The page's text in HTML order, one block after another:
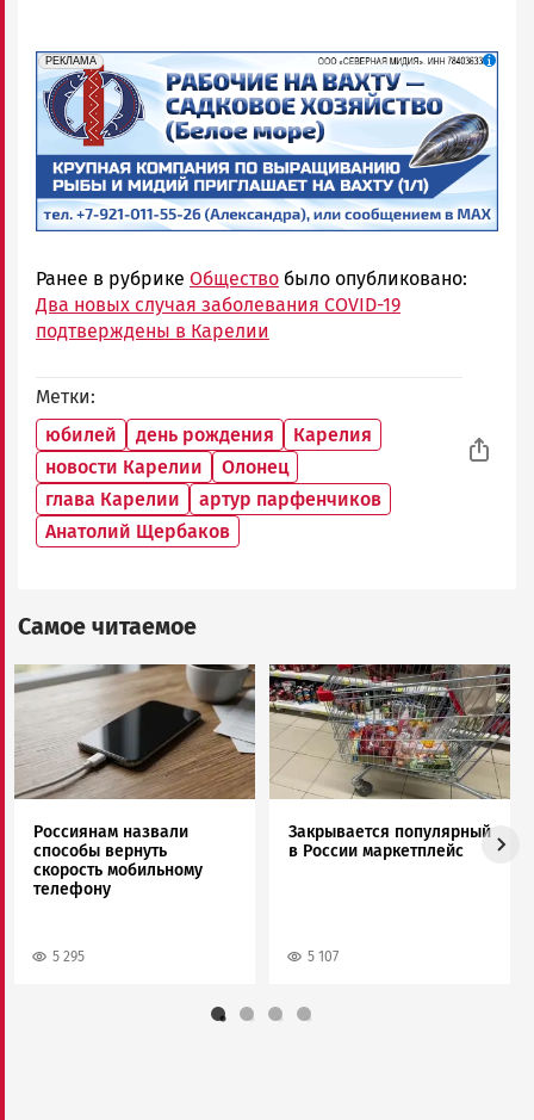
erid: 2SDnjf467GP
РЕКЛАМА
Реклама
Ранее в рубрике Общество было опубликовано:
Два новых случая заболевания COVID-19
подтверждены в Карелии
Метки
юбилей
день рождения
Карелия
новости Карелии
Олонец
глава Карелии
артур парфенчиков
Анатолий Щербаков
Самое читаемое
Image
Россиянам назвали
способы вернуть
скорость мобильному
телефону
5 295
Image
Закрывается популярный
в России маркетплейс
5 107